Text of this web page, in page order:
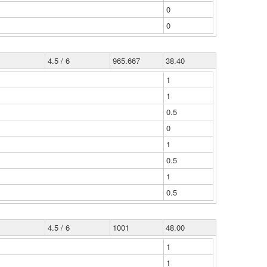
0
0
4.5 / 6 965.667
38.40
1
1
0.5
0
1
0.5
1
0.5
4.5 / 6 1001
48.00
1
1